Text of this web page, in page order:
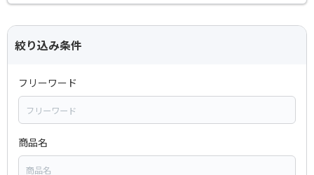
絞り込み条件
フリーワード
商品名